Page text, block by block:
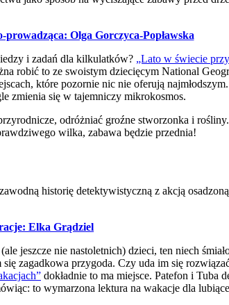
Olga Gorczyca-Popławska
i zadań dla kilkulatków? „Lato w świecie
robić to ze swoistym dziecięcym National
które pozornie nic nie oferują
zmienia się w tajemniczy mikrokosmos.
odróżniać groźne stworzonka i
wilka, zabawa będzie przednia!
historię detektywistyczną z akcją
Elka Grądziel
jeszcze nie nastoletnich) dzieci, ten niech
zagadkowa przygoda. Czy uda im się
dokładnie to ma miejsce. Patefon i Tuba
to wymarzona lektura na wakacje dla